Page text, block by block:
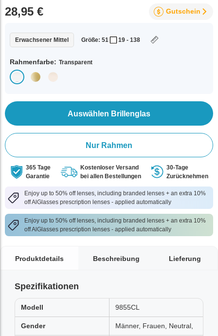
28,95 € Gutschein
Erwachsener Mittel Größe: 51 19 - 138
Rahmenfarbe: Transparent
Auswählen Brillenglas
Nur Rahmen
365 Tage
Garantie
Kostenloser Versand
bei allen Bestellungen
30-Tage
Zurücknehmen
Enjoy up to 50% off lenses, including branded lenses + an extra 10%
off AlGlasses prescription lenses - applied automatically
Enjoy up to 50% off lenses, including branded lenses + an extra 10%
off AlGlasses prescription lenses - applied automatically
Produktdetails Beschreibung Lieferung
Spezifikationen
Modell 9855CL
Gender Männer, Frauen, Neutral,